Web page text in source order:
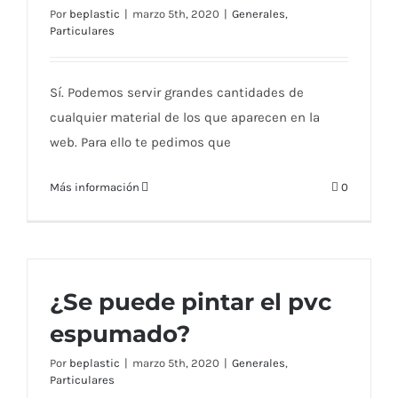
Por beplastic | marzo 5th, 2020 | Generales,
Particulares
Sí. Podemos servir grandes cantidades de
cualquier material de los que aparecen en la
web. Para ello te pedimos que
Más información 0
¿Se puede pintar el pvc
espumado?
Por beplastic | marzo 5th, 2020 | Generales,
Particulares